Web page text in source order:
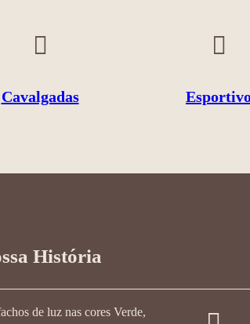
Cavalgadas
História
de luz nas cores Verde,